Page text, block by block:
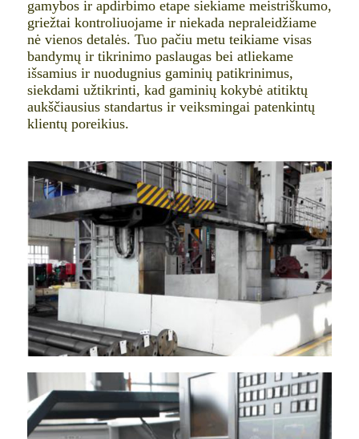
gamybos ir apdirbimo etape siekiame meistriškumo,
griežtai kontroliuojame ir niekada nepraleidžiame
nė vienos detalės. Tuo pačiu metu teikiame visas
bandymų ir tikrinimo paslaugas bei atliekame
išsamius ir nuodugnius gaminių patikrinimus,
siekdami užtikrinti, kad gaminių kokybė atitiktų
aukščiausius standartus ir veiksmingai patenkintų
klientų poreikius.